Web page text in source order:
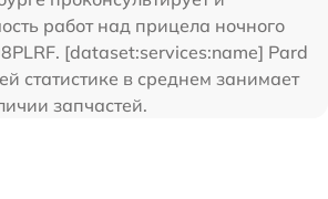
работ над прицела ночного
[dataset:services:name] Pard
статистике в среднем занимает
запчастей.